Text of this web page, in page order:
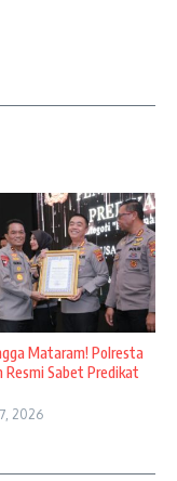
Mataram! Polresta
Resmi Sabet Predikat
2026